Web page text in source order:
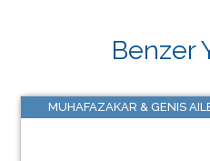
Benzer
MUHAFAZAKAR & GENIS